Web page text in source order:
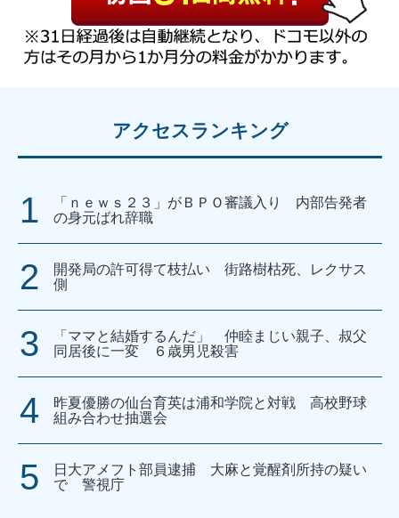
アクセスランキング
「ｎｅｗｓ２３」がＢＰＯ審議入り 内部告発者
の身元ばれ辞職
開発局の許可得て枝払い 街路樹枯死、レクサス
側
「ママと結婚するんだ」 仲睦まじい親子、叔父
同居後に一変 ６歳男児殺害
昨夏優勝の仙台育英は浦和学院と対戦 高校野球
組み合わせ抽選会
日大アメフト部員逮捕 大麻と覚醒剤所持の疑い
で 警視庁